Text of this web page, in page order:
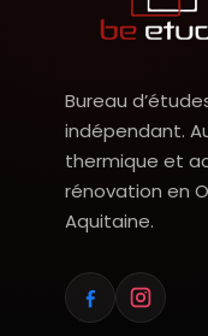
Bureau
indépendant.
thermique et
rénovation en
Aquitaine.